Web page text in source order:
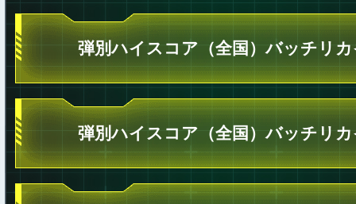
弾別ハイスコア（全国）バッチリ
弾別ハイスコア（全国）バッチリ